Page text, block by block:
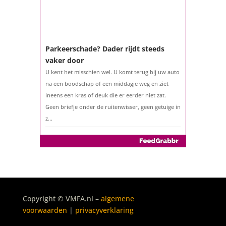
Parkeerschade? Dader rijdt steeds
vaker door
U kent het misschien wel. U komt terug bij uw auto
na een boodschap of een middagje weg en ziet
ineens een kras of deuk die er eerder niet zat.
Geen briefje onder de ruitenwisser, geen getuige in
z...
De belastingaangifte 2025
Het is weer zover: sinds 1 maart 2026 kunt u uw
Copyright © VMFA.nl – algemene
voorwaarden | privacyverklaring